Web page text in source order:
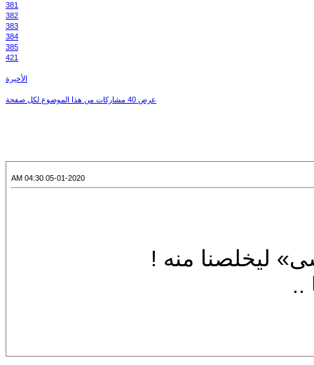
381
382
383
384
385
421
الأخيرة
عرض 40 مشاركات من هذا الموضوع لكل صفحة
05-01-2020 04:30 AM
ليخلصنا منه !
..